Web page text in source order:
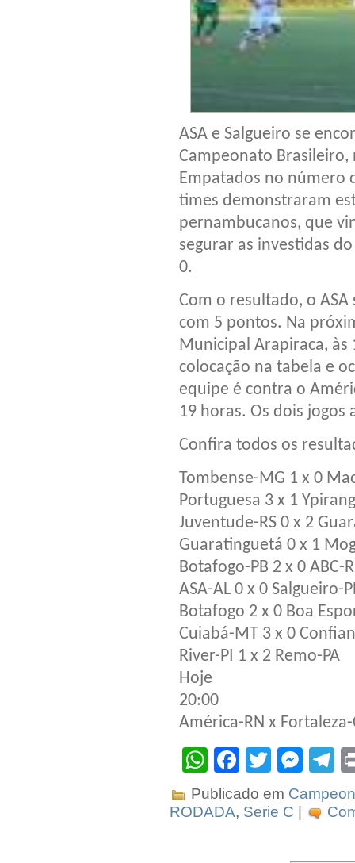
ASA e Salgueiro se
Campeonato
Empatados no número
times demonstraram
pernambucanos, que
segurar as investidas
0.
Com o resultado, o
com 5 pontos. Na
Municipal Arapiraca, às
colocação na tabela e
equipe é contra o
19 horas. Os dois
Confira todos os
Tombense-MG 1 x 0
Portuguesa 3 x 1
Juventude-RS 0 x 2
Guaratinguetá 0 x 1
Botafogo-PB 2 x 0 ABC-
ASA-AL 0 x 0 Salgueiro-
Botafogo 2 x 0 Boa
Cuiabá-MT 3 x 0
River-PI 1 x 2 Remo-PA
Hoje
20:00
América-RN x Fortaleza-
WhatsApp
Facebook
Twitter
Publicado em
RODADA, Serie C